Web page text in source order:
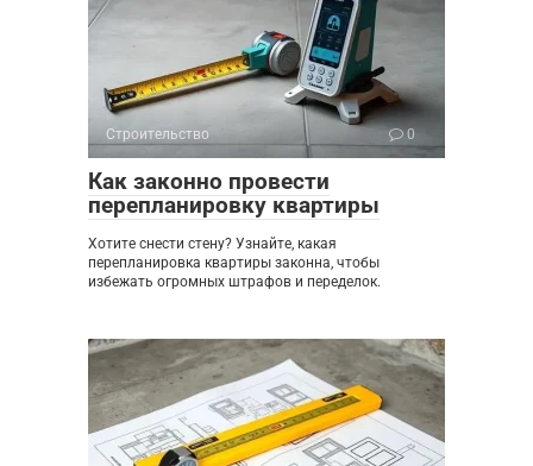
Строительство 0
Как законно провести
перепланировку квартиры
Хотите снести стену? Узнайте, какая
перепланировка квартиры законна, чтобы
избежать огромных штрафов и переделок.